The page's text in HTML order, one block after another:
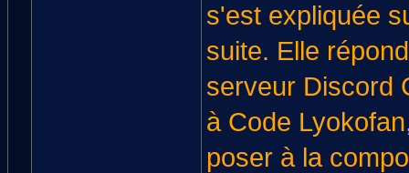
s'est expliquée
suite. Elle
serveur Discord
à Code
poser à la